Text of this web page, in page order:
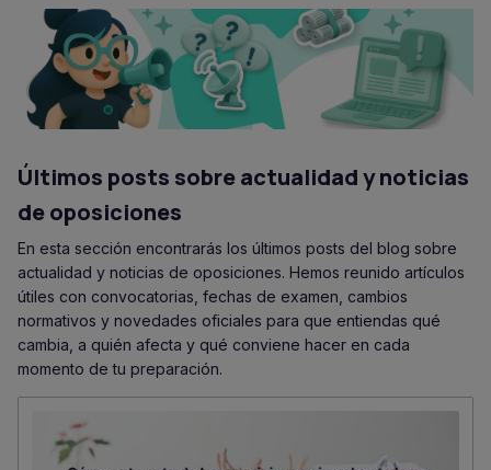
Últimos posts sobre actualidad y noticias
de oposiciones
En esta sección encontrarás los últimos posts del blog sobre
actualidad y noticias de oposiciones. Hemos reunido artículos
útiles con convocatorias, fechas de examen, cambios
normativos y novedades oficiales para que entiendas qué
cambia, a quién afecta y qué conviene hacer en cada
momento de tu preparación.